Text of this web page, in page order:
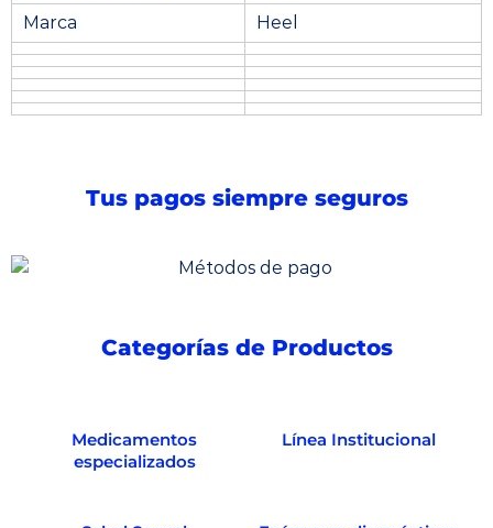
Marca
Heel
Tus pagos siempre seguros
Categorías de Productos
Medicamentos
especializados
Línea Institucional